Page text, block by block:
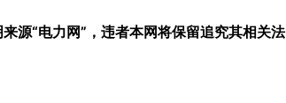
源“电力网”，违者本网将保留追究其相关法